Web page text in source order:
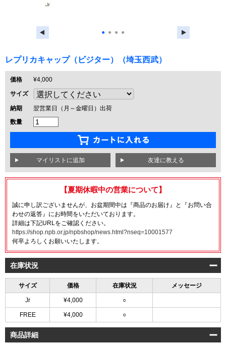
● ● ● ●
レプリカキャップ（ビジター）（埼玉西武）
価格
¥4,000
サイズ
納期
翌営業日（月～金曜日）出荷
数量
友達に教える
【夏期休暇中の営業について】
誠に申し訳ございませんが、お盆期間中は『商品のお届け』と『お問い合
わせの返答』にお時間をいただいております。
詳細は下記URLをご確認ください。
https://shop.npb.or.jp/npbshop/news.html?nseq=10001577
何卒よろしくお願いいたします。
在庫状況
サイズ 価格 在庫状況 メッセージ
Jr ¥4,000 ○
FREE ¥4,000 ○
商品詳細